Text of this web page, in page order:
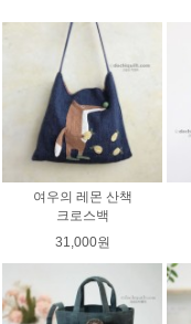
여우의 레몬 산책
크로스백
31,000원